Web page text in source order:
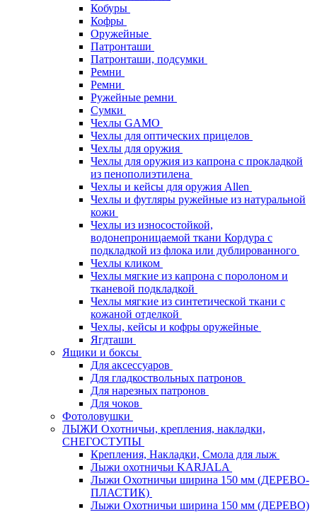
Кобуры
Кофры
Оружейные
Патронташи
Патронташи, подсумки
Ремни
Ремни
Ружейные ремни
Сумки
Чехлы GAMO
Чехлы для оптических прицелов
Чехлы для оружия
Чехлы для оружия из капрона с прокладкой
из пенополиэтилена
Чехлы и кейсы для оружия Allen
Чехлы и футляры ружейные из натуральной
кожи
Чехлы из износостойкой,
водонепроницаемой ткани Кордура с
подкладкой из флока или дублированного
Чехлы кликом
Чехлы мягкие из капрона с поролоном и
тканевой подкладкой
Чехлы мягкие из синтетической ткани с
кожаной отделкой
Чехлы, кейсы и кофры оружейные
Ягдташи
Ящики и боксы
Для аксессуаров
Для гладкоствольных патронов
Для нарезных патронов
Для чоков
Фотоловушки
ЛЫЖИ Охотничьи, крепления, накладки,
СНЕГОСТУПЫ
Крепления, Накладки, Смола для лыж
Лыжи охотничьи KARJALA
Лыжи Охотничьи ширина 150 мм (ДЕРЕВО-
ПЛАСТИК)
Лыжи Охотничьи ширина 150 мм (ДЕРЕВО)